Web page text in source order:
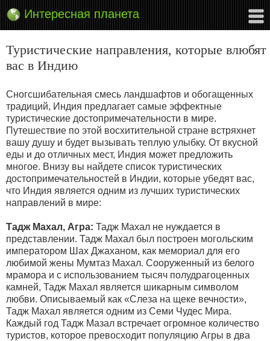
Интересная планета
Туристические направления, которые влюбят
вас в Индию
Сногсшибательная смесь ландшафтов и обогащенных
традиций, Индия предлагает самые эффектные
туристические достопримечательности в мире.
Путешествие по этой восхитительной стране встряхнет
вашу душу и будет вызывать теплую улыбку. От вкусной
еды и до отличных мест, Индия может предложить
многое. Внизу вы найдете список туристических
достопримечательностей в Индии, которые убедят вас,
что Индия является одним из лучших туристических
направлений в мире:
Тадж Махал, Агра: Тадж Махал не нуждается в
представлении. Тадж Махал был построен могольским
императором Шах Джаханом, как мемориал для его
любимой жены Мумтаз Махал. Сооруженный из белого
мрамора и с использованием тысяч полудрагоценных
камней, Тадж Махал является шикарным символом
любви. Описываемый как «Слеза на щеке вечности»,
Тадж Махал является одним из Семи Чудес Мира.
Каждый год Тадж Мазал встречает огромное количество
туристов, которое превосходит популяцию Агры в два